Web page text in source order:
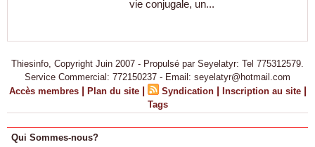
vie conjugale, un...
Thiesinfo, Copyright Juin 2007 - Propulsé par Seyelatyr: Tel 775312579.
Service Commercial: 772150237 - Email: seyelatyr@hotmail.com
Accès membres | Plan du site | Syndication | Inscription au site |
Tags
Qui Sommes-nous?